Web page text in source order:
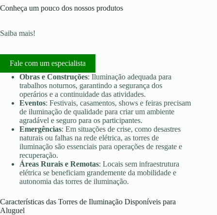
Conheça um pouco dos nossos produtos
Saiba mais!
Fale com um especialista
Obras e Construções: Iluminação adequada para
trabalhos noturnos, garantindo a segurança dos
operários e a continuidade das atividades.
Eventos: Festivais, casamentos, shows e feiras precisam
de iluminação de qualidade para criar um ambiente
agradável e seguro para os participantes.
Emergências: Em situações de crise, como desastres
naturais ou falhas na rede elétrica, as torres de
iluminação são essenciais para operações de resgate e
recuperação.
Áreas Rurais e Remotas: Locais sem infraestrutura
elétrica se beneficiam grandemente da mobilidade e
autonomia das torres de iluminação.
Características das Torres de Iluminação Disponíveis para
Aluguel